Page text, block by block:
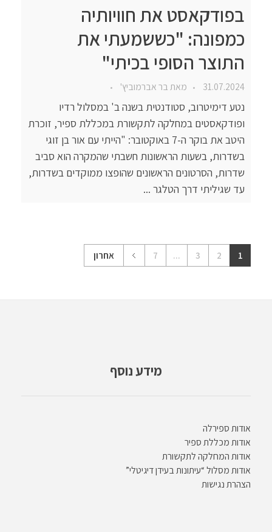
בפודקאסט את חוויותיה
כמפונה: "כששמעתי את
התוצר הסופי בכיתי"
31.07.2024 מאתבר אברמוביץ'
נטע דימיטרוב, סטודנטית בשנה ב' במסלול רדיו
ופודקאסטים במחלקה לתקשורת במכללת ספיר, זוכרת
היטב את בוקר ה-7 באוקטובר: "הייתי עם אור בן זוגי
בשדרות, בשעות הראשונות חשבתי שהמקרה הוא סביב
שדרות, הסרטונים הראשונים שהופצו ממוקדים בשדרות,
עד שגיליתי דרך הטלגר ...
1
2
3
...
7 אחרון
מידע נוסף
אודות ספירלה
אודות מכללת ספיר
אודות המחלקה לתקשורת
אודות מסלול “עיתונות בעידן דיגיטלי”
הצהרת נגישות